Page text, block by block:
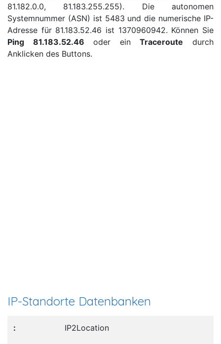
81.182.0.0, 81.183.255.255). Die autonomen
Systemnummer (ASN) ist 5483 und die numerische IP-
Adresse für 81.183.52.46 ist 1370960942. Können Sie
Ping 81.183.52.46 oder einTraceroute durch
Anklicken des Buttons.
IP-Standorte Datenbanken
IP2Location